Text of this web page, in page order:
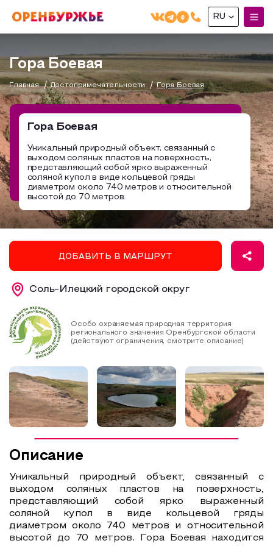
О РЕГИОНЕ
О регионе
Бузулук и Бузулукский район
Соль-Илецкий район
Саракташский район
МОЙ МАРШРУТ
Маршруты от туроператоров
Промышленный туризм
Пешеходный туризм
Сельский туризм
Образовательный туризм
Аттестованные экскурсоводы
Маршруты от экскурсоводов
Все маршруты
Доступная среда
ГДЕ ПОЕСТЬ
ГДЕ ОСТАНОВИТЬСЯ
СУВЕНИРЫ
НАЦИОНАЛЬНЫЙ ТУРИСТСКИЙ МАРШРУТ
RU
Русский(RU)
Гора Боевая
Главная Достопримечательности Гора Боевая
Гора Боевая
Уникальный природный объект, связанный с
выходом соляных пластов на поверхность,
представляющий собой ярко выраженный
соляной купол в виде кольцевой гряды
диаметром около 740 метров и относительной
высотой до 70 метров.
ДОБАВИТЬ В МАРШРУТ
Соль-Илецкий городской округ
Особо охраняемая природная территория
регионального значения Оренбургской области
(действуют ограничения, смотрите описание)
Описание
Уникальный природный объект, связанный с
выходом соляных пластов на поверхность,
представляющий собой ярко выраженный
соляной купол в виде кольцевой гряды
диаметром около 740 метров и относительной
высотой до 70 метров. Гора Боевая находится